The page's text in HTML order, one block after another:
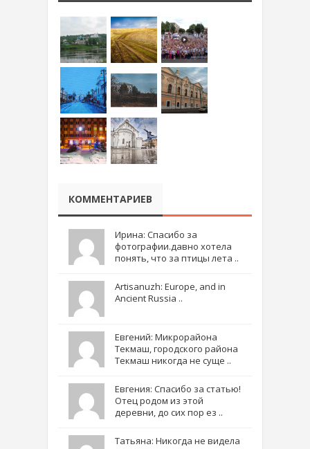
КОММЕНТАРИЕВ
Ирина: Спасибо за
фотографии.давно хотела
понять, что за птицы лета ..
Artisanuzh: Europe, and in
Ancient Russia ..
Евгений: Микрорайона
Текмаш, городского района
Текмаш никогда не суще ..
Евгения: Спасибо за статью!
Отец родом из этой
деревни, до сих пор ез ..
Татьяна: Никогда не видела